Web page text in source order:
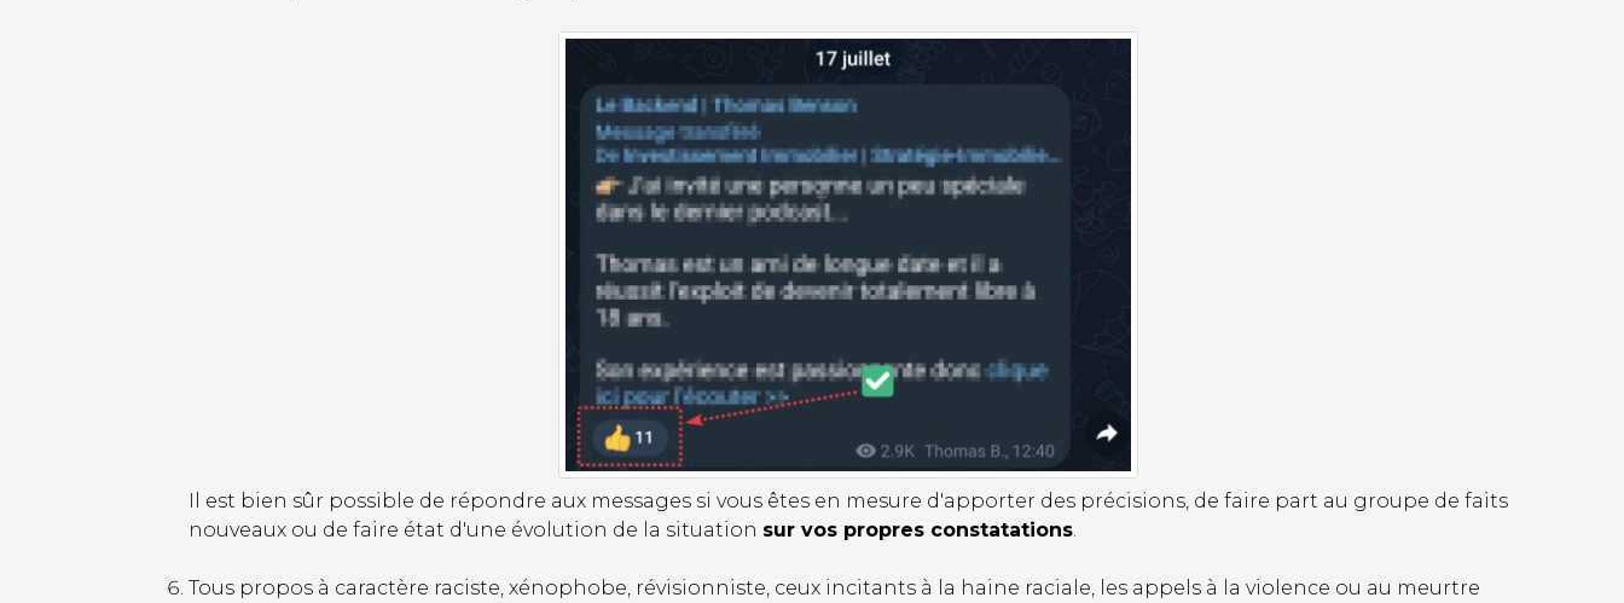
Il est bien sûr possible de répondre aux messages si vous êtes en mesure d'apporter des précisions, de faire part au groupe de faits
nouveaux ou de faire état d'une évolution de la situation sur vos propres constatations.
Tous propos à caractère raciste, xénophobe, révisionniste, ceux incitants à la haine raciale, les appels à la violence ou au meurtre